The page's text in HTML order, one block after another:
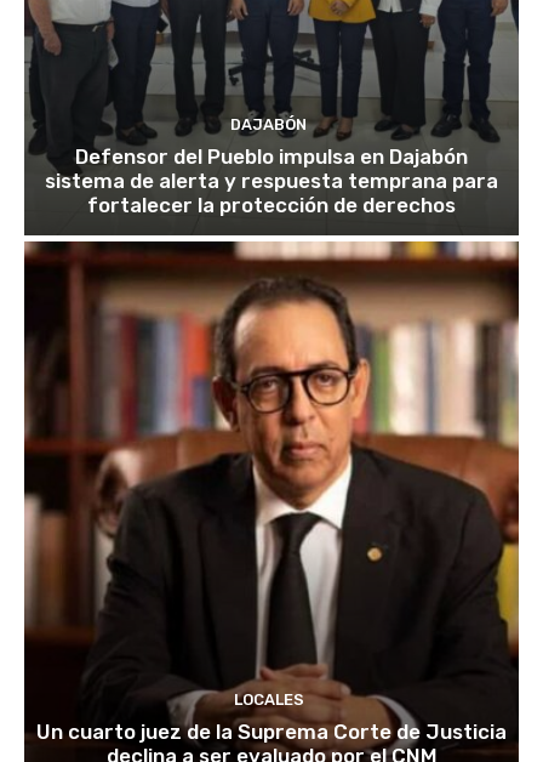
DAJABÓN
Defensor del Pueblo impulsa en Dajabón
sistema de alerta y respuesta temprana para
fortalecer la protección de derechos
LOCALES
Un cuarto juez de la Suprema Corte de Justicia
declina a ser evaluado por el CNM